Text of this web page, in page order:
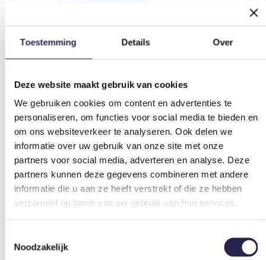
Toestemming Details Over
Deze website maakt gebruik van cookies
We gebruiken cookies om content en advertenties te
personaliseren, om functies voor social media te bieden en
om ons websiteverkeer te analyseren. Ook delen we
informatie over uw gebruik van onze site met onze
partners voor social media, adverteren en analyse. Deze
partners kunnen deze gegevens combineren met andere
informatie die u aan ze heeft verstrekt of die ze hebben
verzameld op basis van uw gebruik van hun services.
Noodzakelijk
Fitness, body & mind
Bekijk sportaanbieders